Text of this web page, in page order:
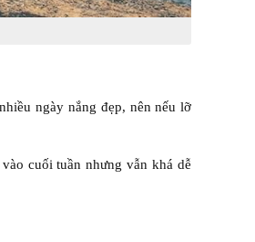
ngày nắng đẹp, nên nếu lỡ
cuối tuần nhưng vẫn khá dễ